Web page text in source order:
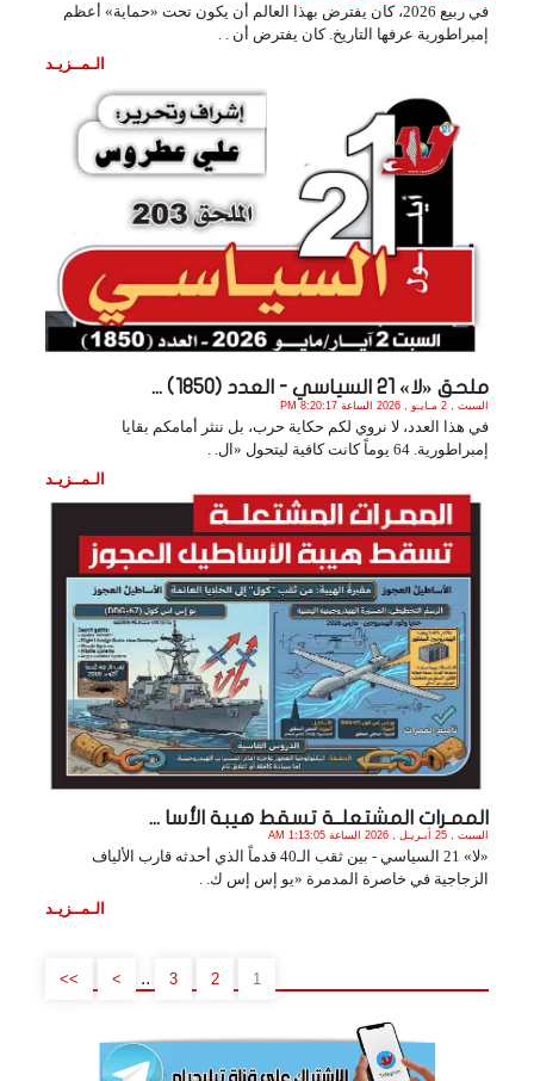
في ربيع 2026، كان يفترض بهذا العالم أن يكون تحت «حماية» أعظم
إمبراطورية عرفها التاريخ. كان يفترض أن . .
الـمــزيـد
ملحق «لا» 21 السياسي - العدد (1850) ...
السبت , 2 مـايـو , 2026 الساعة 8:20:17 PM
في هذا العدد، لا نروي لكم حكاية حرب، بل ننثر أمامكم بقايا
إمبراطورية. 64 يوماً كانت كافية ليتحول «ال. .
الـمــزيـد
الممـرات المشتعلــة تسقط هيبة الأسا ...
السبت , 25 أبـريـل , 2026 الساعة 1:13:05 AM
«لا» 21 السياسي - بين ثقب الـ40 قدماً الذي أحدثه قارب الألياف
الزجاجية في خاصرة المدمرة «يو إس إس ك. .
الـمــزيـد
1
2
3
..
>
>>